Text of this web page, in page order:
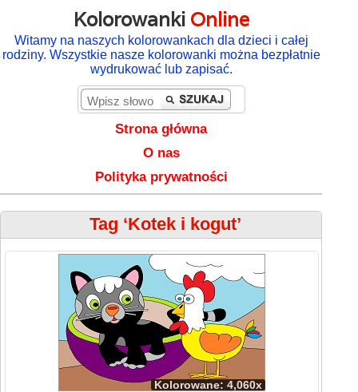
Kolorowanki Online
Witamy na naszych kolorowankach dla dzieci i całej
rodziny. Wszystkie nasze kolorowanki można bezpłatnie
wydrukować lub zapisać.
Strona główna
O nas
Polityka prywatności
Tag ‘Kotek i kogut’
Kolorowane: 4,060x